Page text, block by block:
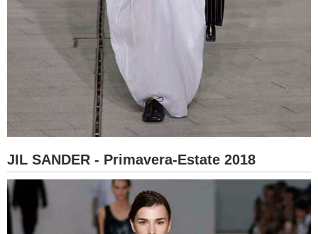
JIL SANDER - Primavera-Estate 2018